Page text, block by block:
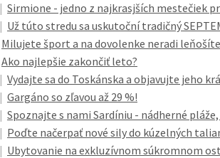
| Sirmione - jedno z najkrasjších mestečiek
| Už túto stredu sa uskutoční tradičný
Milujete šport a na dovolenke neradi
Ako najlepšie zakončiť leto?
| Vydajte sa do Toskánska a objavujte jeho
| Gargáno so zľavou až 29 %!
| Spoznajte s nami Sardíniu - nádherné
| Poďte načerpať nové sily do kúzelných
| Ubytovanie na exkluzívnom súkromnom